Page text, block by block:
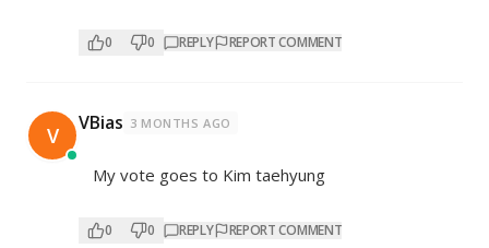
0 0 REPLY REPORT COMMENT
V VBias 3 MONTHS AGO
My vote goes to Kim taehyung
0 0 REPLY REPORT COMMENT